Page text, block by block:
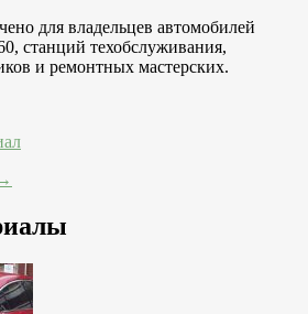
для владельцев автомобилей
станций техобслуживания,
и ремонтных мастерских.